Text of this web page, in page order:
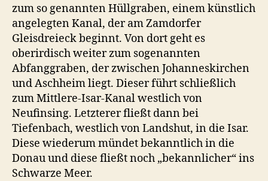
zum so genannten Hüllgraben, einem künstlich
angelegten Kanal, der am Zamdorfer
Gleisdreieck beginnt. Von dort geht es
oberirdisch weiter zum sogenannten
Abfanggraben, der zwischen Johanneskirchen
und Aschheim liegt. Dieser führt schließlich
zum Mittlere-Isar-Kanal westlich von
Neufinsing. Letzterer fließt dann bei
Tiefenbach, westlich von Landshut, in die Isar.
Diese wiederum mündet bekanntlich in die
Donau und diese fließt noch „bekannlicher“ ins
Schwarze Meer.